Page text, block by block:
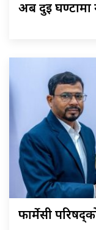
अब दुई
फार्मेसी